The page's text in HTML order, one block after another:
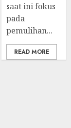
saat ini fokus
pada
pemulihan...
READ MORE